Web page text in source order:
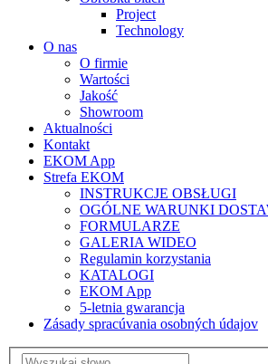
Project
Technology
O nas
O firmie
Wartości
Jakość
Showroom
Aktualności
Kontakt
EKOM App
Strefa EKOM
INSTRUKCJE OBSŁUGI
OGÓLNE WARUNKI
FORMULARZE
GALERIA WIDEO
Regulamin korzystania
KATALOGI
EKOM App
5-letnia gwarancja
Zásady spracúvania osobných údajov